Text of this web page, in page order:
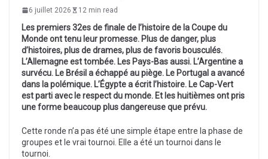
6 juillet 2026 12 min read
Les premiers 32es de finale de l’histoire de la Coupe du
Monde ont tenu leur promesse. Plus de danger, plus
d’histoires, plus de drames, plus de favoris bousculés.
L’Allemagne est tombée. Les Pays-Bas aussi. L’Argentine a
survécu. Le Brésil a échappé au piège. Le Portugal a avancé
dans la polémique. L’Égypte a écrit l’histoire. Le Cap-Vert
est parti avec le respect du monde. Et les huitièmes ont pris
une forme beaucoup plus dangereuse que prévu.
Cette ronde n’a pas été une simple étape entre la phase de
groupes et le vrai tournoi. Elle a été un tournoi dans le
tournoi.